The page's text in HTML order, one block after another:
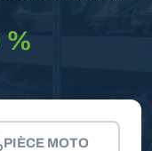
%
PIÈCE MOTO